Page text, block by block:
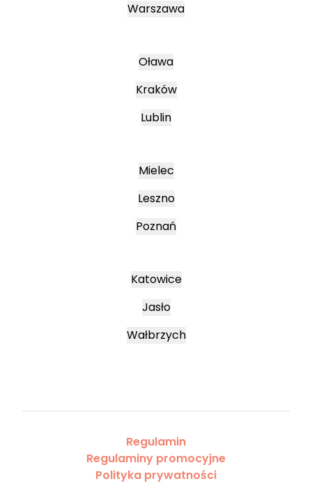
Warszawa
Oława
Kraków
Lublin
Mielec
Leszno
Poznań
Katowice
Jasło
Wałbrzych
Regulamin
Regulaminy promocyjne
Polityka prywatności